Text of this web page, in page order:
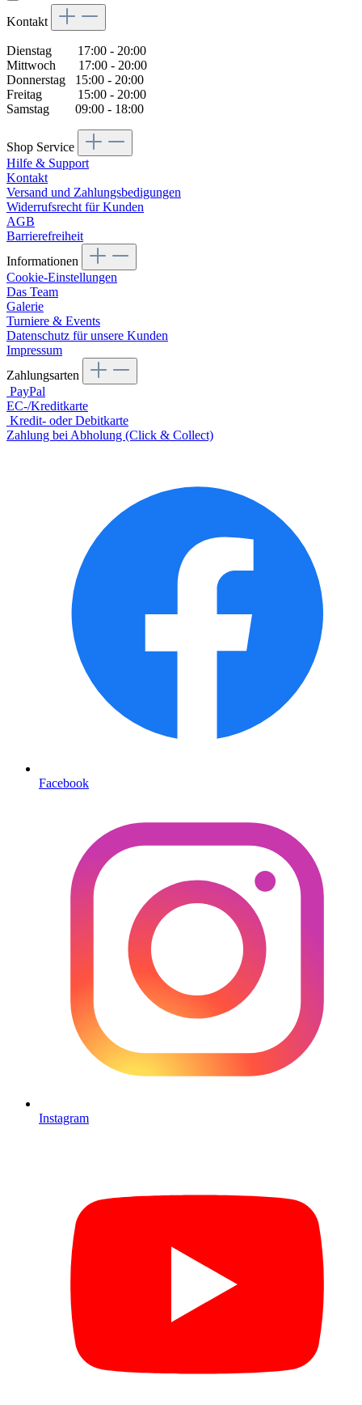
Kontakt
Dienstag 17:00 - 20:00
Mittwoch 17:00 - 20:00
Donnerstag 15:00 - 20:00
Freitag 15:00 - 20:00
Samstag 09:00 - 18:00
Shop Service
Hilfe & Support
Kontakt
Versand und Zahlungsbedigungen
Widerrufsrecht für Kunden
AGB
Barrierefreiheit
Informationen
Cookie-Einstellungen
Das Team
Galerie
Turniere & Events
Datenschutz für unsere Kunden
Impressum
Zahlungsarten
PayPal
EC-/Kreditkarte
Kredit- oder Debitkarte
Zahlung bei Abholung (Click & Collect)
Facebook
Instagram